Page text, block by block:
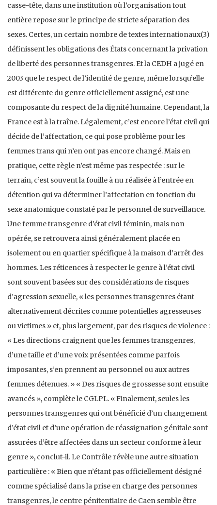
casse-tête, dans une institution où l’organisation tout
entière repose sur le principe de stricte séparation des
sexes. Certes, un certain nombre de textes internationaux(3)
définissent les obligations des États concernant la privation
de liberté des personnes transgenres. Et la CEDH a jugé en
2003 que le respect de l’identité de genre, même lorsqu’elle
est différente du genre officiellement assigné, est une
composante du respect de la dignité humaine. Cependant, la
France est à la traîne. Légalement, c’est encore l’état civil qui
décide de l’affectation, ce qui pose problème pour les
femmes trans qui n’en ont pas encore changé. Mais en
pratique, cette règle n’est même pas respectée : sur le
terrain, c’est souvent la fouille à nu réalisée à l’entrée en
détention qui va déterminer l’affectation en fonction du
sexe anatomique constaté par le personnel de surveillance.
Une femme transgenre d’état civil féminin, mais non
opérée, se retrouvera ainsi généralement placée en
isolement ou en quartier spécifique à la maison d’arrêt des
hommes. Les réticences à respecter le genre à l’état civil
sont souvent basées sur des considérations de risques
d’agression sexuelle, « les personnes transgenres étant
alternativement décrites comme potentielles agresseuses
ou victimes » et, plus largement, par des risques de violence :
« Les directions craignent que les femmes transgenres,
d’une taille et d’une voix présentées comme parfois
imposantes, s’en prennent au personnel ou aux autres
femmes détenues. » « Des risques de grossesse sont ensuite
avancés », complète le CGLPL. « Finalement, seules les
personnes transgenres qui ont bénéficié d’un changement
d’état civil et d’une opération de réassignation génitale sont
assurées d’être affectées dans un secteur conforme à leur
genre », conclut-il. Le Contrôle révèle une autre situation
particulière : « Bien que n’étant pas officiellement désigné
comme spécialisé dans la prise en charge des personnes
transgenres, le centre pénitentiaire de Caen semble être